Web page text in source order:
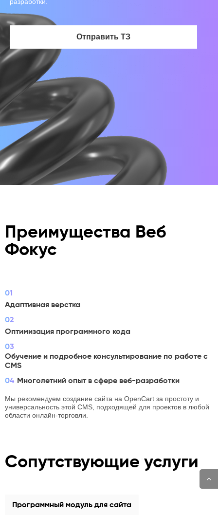
Отправить ТЗ
Преимущества Веб
Фокус
01
Адаптивная верстка
02
Оптимизация программного кода
03
Обучение и подробное консультирование по работе с
CMS​
04 Многолетний опыт в сфере веб-разработки
Мы рекомендуем создание сайта на OpenCart за простоту и
универсальность этой CMS, подходящей для проектов в любой
области онлайн-торговли.
Сопутствующие услуги
Программный модуль для сайта